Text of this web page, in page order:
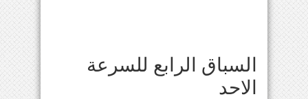
السباق الرابع للسرعة
الاحد